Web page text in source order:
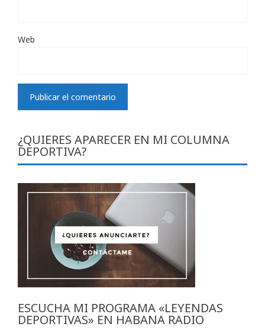
Web
¿QUIERES APARECER EN MI COLUMNA
DEPORTIVA?
ESCUCHA MI PROGRAMA «LEYENDAS
DEPORTIVAS» EN HABANA RADIO